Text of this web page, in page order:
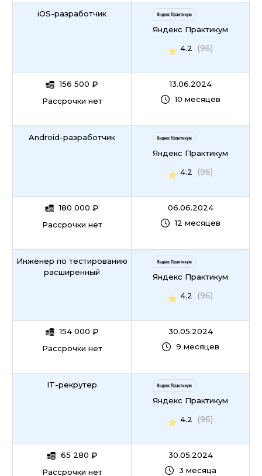
iOS-разработчик
156 500 ₽
Рассрочки нет
Яндекс Практикум
4.2
(96)
13.06.2024
10 месяцев
Android-разработчик
180 000 ₽
Рассрочки нет
Яндекс Практикум
4.2
(96)
06.06.2024
12 месяцев
Инженер по тестированию
расширенный
154 000 ₽
Рассрочки нет
Яндекс Практикум
4.2
(96)
30.05.2024
9 месяцев
IT-рекрутер
65 280 ₽
Рассрочки нет
Яндекс Практикум
4.2
(96)
30.05.2024
3 месяца